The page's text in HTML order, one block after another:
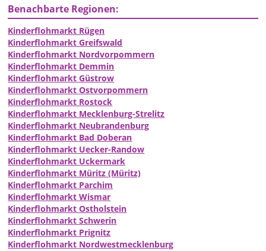
Benachbarte Regionen:
Kinderflohmarkt Rügen
Kinderflohmarkt Greifswald
Kinderflohmarkt Nordvorpommern
Kinderflohmarkt Demmin
Kinderflohmarkt Güstrow
Kinderflohmarkt Ostvorpommern
Kinderflohmarkt Rostock
Kinderflohmarkt Mecklenburg-Strelitz
Kinderflohmarkt Neubrandenburg
Kinderflohmarkt Bad Doberan
Kinderflohmarkt Uecker-Randow
Kinderflohmarkt Uckermark
Kinderflohmarkt Müritz (Müritz)
Kinderflohmarkt Parchim
Kinderflohmarkt Wismar
Kinderflohmarkt Ostholstein
Kinderflohmarkt Schwerin
Kinderflohmarkt Prignitz
Kinderflohmarkt Nordwestmecklenburg